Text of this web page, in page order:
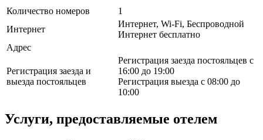
Количество номеров
1
Интернет
Интернет, Wi-Fi, Беспроводной
Интернет бесплатно
Адрес
Регистрация заезда и
выезда постояльцев
Регистрация заезда постояльцев с
16:00 до 19:00
Регистрация выезда с 08:00 до
10:00
Услуги, предоставляемые отелем